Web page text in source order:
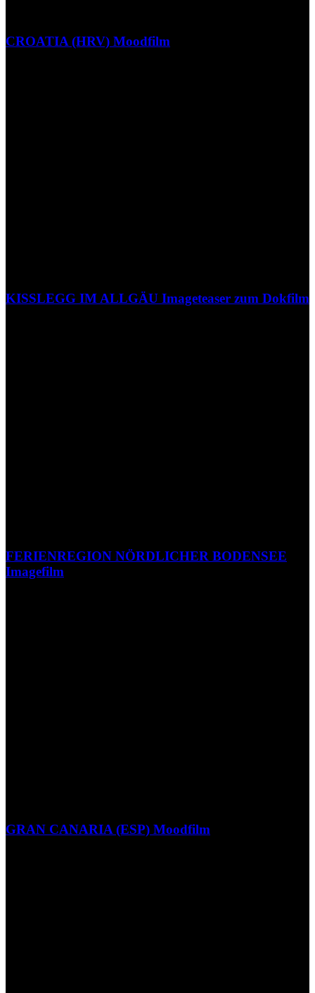
CROATIA (HRV) Moodfilm
KISSLEGG IM ALLGÄU Imageteaser zum Dokfilm
FERIENREGION NÖRDLICHER BODENSEE
Imagefilm
GRAN CANARIA (ESP) Moodfilm